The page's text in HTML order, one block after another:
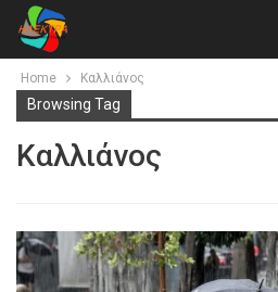
Home Καλλιάνος
Browsing Tag
Καλλιάνος